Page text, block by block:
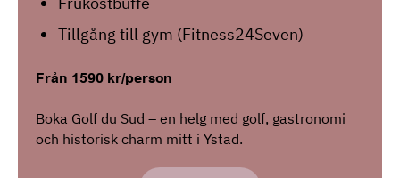
Tillgång till gym (Fitness24Seven)
Från 1590 kr/person
Boka Golf du Sud – en helg med golf, gastronomi
och historisk charm mitt i Ystad.